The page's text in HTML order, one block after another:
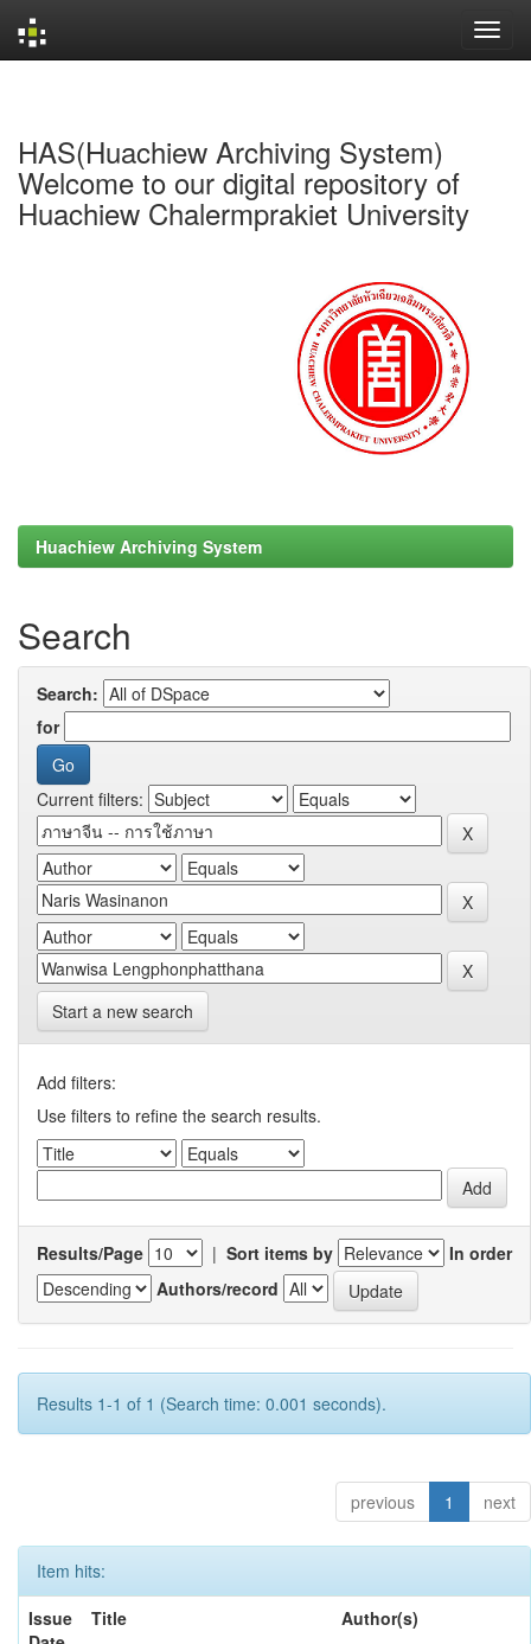
HAS(Huachiew Archiving System)
Welcome to our digital repository of
Huachiew Chalermprakiet University
Huachiew Archiving System
Search
Search:
for
Current filters:
Start a new search
Add filters:
Use filters to refine the search results.
Results/Page | Sort items by
In order
Authors/record
Results 1-1 of 1 (Search time: 0.001 seconds).
previous 1 next
Item hits:
Issue
Title Author(s)